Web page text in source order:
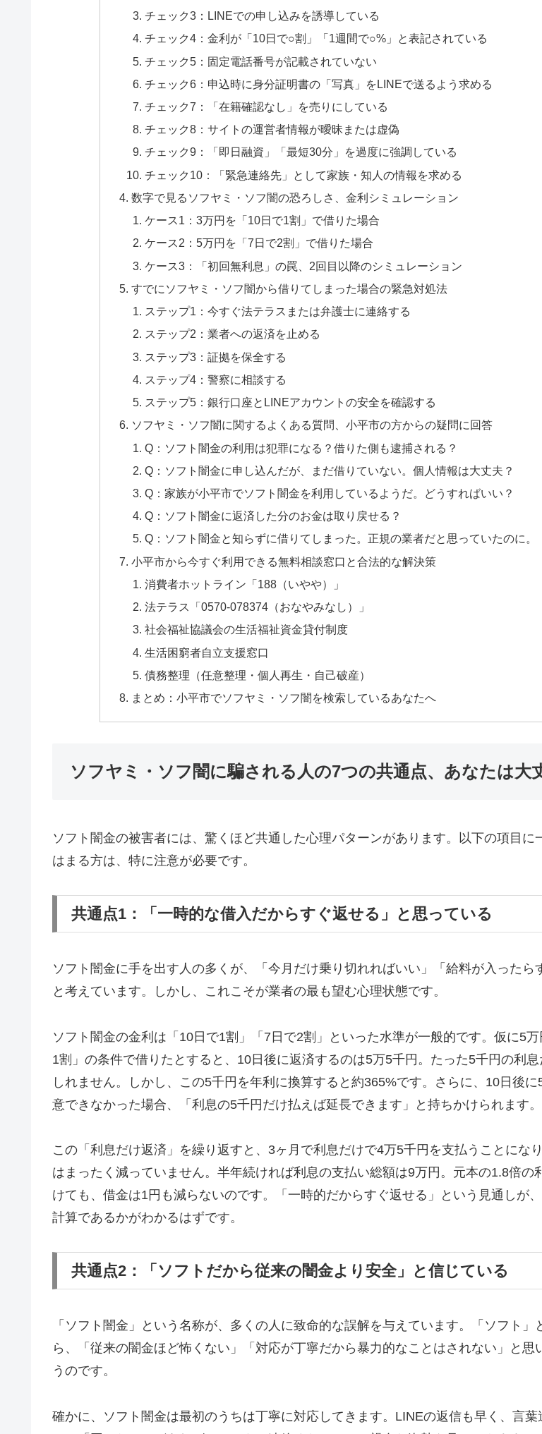
チェック3：LINEでの申し込みを誘導している
チェック4：金利が「10日で○割」「1週間で○%」と表記されている
チェック5：固定電話番号が記載されていない
チェック6：申込時に身分証明書の「写真」をLINEで送るよう求める
チェック7：「在籍確認なし」を売りにしている
チェック8：サイトの運営者情報が曖昧または虚偽
チェック9：「即日融資」「最短30分」を過度に強調している
チェック10：「緊急連絡先」として家族・知人の情報を求める
数字で見るソフヤミ・ソフ闇の恐ろしさ、金利シミュレーション
ケース1：3万円を「10日で1割」で借りた場合
ケース2：5万円を「7日で2割」で借りた場合
ケース3：「初回無利息」の罠、2回目以降のシミュレーション
すでにソフヤミ・ソフ闇から借りてしまった場合の緊急対処法
ステップ1：今すぐ法テラスまたは弁護士に連絡する
ステップ2：業者への返済を止める
ステップ3：証拠を保全する
ステップ4：警察に相談する
ステップ5：銀行口座とLINEアカウントの安全を確認する
ソフヤミ・ソフ闇に関するよくある質問、小平市の方からの疑問に回答
Q：ソフト闇金の利用は犯罪になる？借りた側も逮捕される？
Q：ソフト闇金に申し込んだが、まだ借りていない。個人情報は大丈夫？
Q：家族が小平市でソフト闇金を利用しているようだ。どうすればいい？
Q：ソフト闇金に返済した分のお金は取り戻せる？
Q：ソフト闇金と知らずに借りてしまった。正規の業者だと思っていたのに。
小平市から今すぐ利用できる無料相談窓口と合法的な解決策
消費者ホットライン「188（いやや）」
法テラス「0570-078374（おなやみなし）」
社会福祉協議会の生活福祉資金貸付制度
生活困窮者自立支援窓口
債務整理（任意整理・個人再生・自己破産）
まとめ：小平市でソフヤミ・ソフ闇を検索しているあなたへ
ソフヤミ・ソフ闇に騙される人の7つの共通点、あなたは大
ソフト闇金の被害者には、驚くほど共通した心理パターンがあります。以下の項目に
はまる方は、特に注意が必要です。
共通点1：「一時的な借入だからすぐ返せる」と思っている
ソフト闇金に手を出す人の多くが、「今月だけ乗り切れればいい」「給料が入ったら
と考えています。しかし、これこそが業者の最も望む心理状態です。
ソフト闇金の金利は「10日で1割」「7日で2割」といった水準が一般的です。仮に5
1割」の条件で借りたとすると、10日後に返済するのは5万5千円。たった5千円の利息
しれません。しかし、この5千円を年利に換算すると約365%です。さらに、10日後に
意できなかった場合、「利息の5千円だけ払えば延長できます」と持ちかけられます。
この「利息だけ返済」を繰り返すと、3ヶ月で利息だけで4万5千円を支払うことにな
はまったく減っていません。半年続ければ利息の支払い総額は9万円。元本の1.8倍の
けても、借金は1円も減らないのです。「一時的だからすぐ返せる」という見通しが
計算であるかがわかるはずです。
共通点2：「ソフトだから従来の闇金より安全」と信じている
「ソフト闇金」という名称が、多くの人に致命的な誤解を与えています。「ソフト」
ら、「従来の闇金ほど怖くない」「対応が丁寧だから暴力的なことはされない」と思
うのです。
確かに、ソフト闇金は最初のうちは丁寧に対応してきます。LINEの返信も早く、言葉